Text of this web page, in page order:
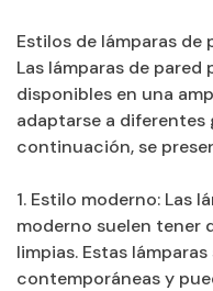
Estilos de lámparas de
Las lámparas de pared
disponibles en una
adaptarse a
continuación, se
1. Estilo moderno: Las
moderno suelen tener
limpias. Estas
contemporáneas y